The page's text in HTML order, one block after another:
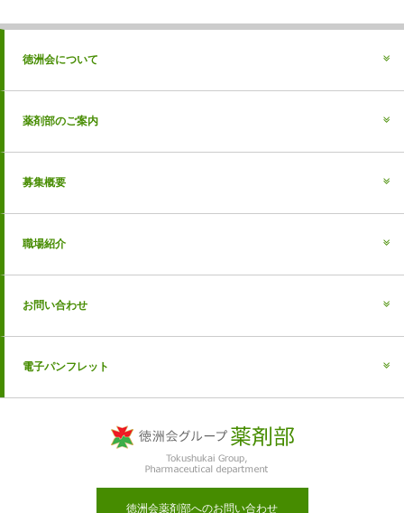
徳洲会について
薬剤部のご案内
募集概要
職場紹介
お問い合わせ
電子パンフレット
徳洲会薬剤部へのお問い合わせ